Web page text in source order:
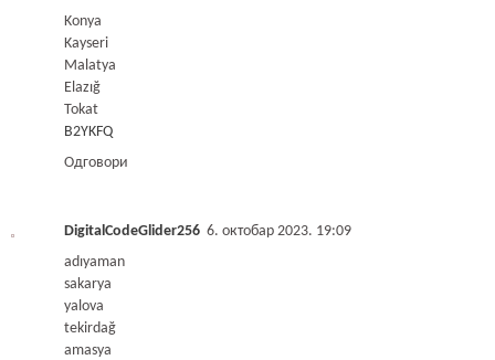
Konya
Kayseri
Malatya
Elazığ
Tokat
B2YKFQ
Одговори
DigitalCodeGlider256 6. октобар 2023. 19:09
adıyaman
sakarya
yalova
tekirdağ
amasya